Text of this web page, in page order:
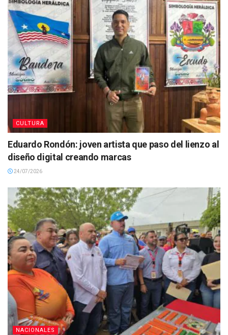
CULTURA
Eduardo Rondón: joven artista que paso del lienzo al
diseño digital creando marcas
24/07/2026
NACIONALES